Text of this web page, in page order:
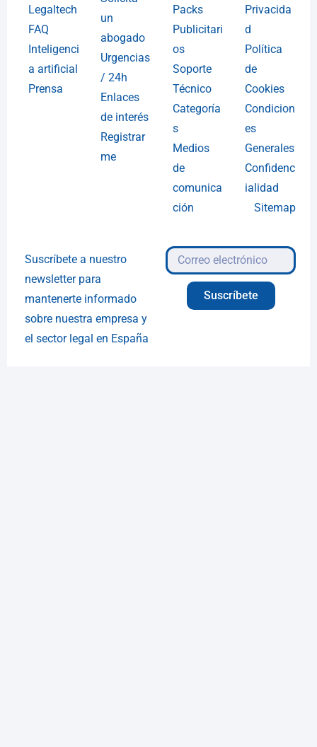
Legaltech
FAQ
Inteligenci
a artificial
Prensa
un
abogado
Urgencias
/ 24h
Enlaces
de interés
Registrar
me
Packs
Publicitari
os
Soporte
Técnico
Categoría
s
Medios
de
comunica
ción
Privacida
d
Política
de
Cookies
Condicion
es
Generales
Confidenc
ialidad
Sitemap
Suscríbete a nuestro
newsletter para
mantenerte informado
sobre nuestra empresa y
el sector legal en España
Suscríbete